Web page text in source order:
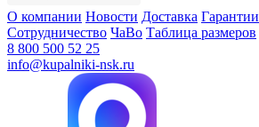
О компании Новости Доставка Гарантии
Сотрудничество ЧаВо Таблица размеров
8 800 500 52 25
info@kupalniki-nsk.ru